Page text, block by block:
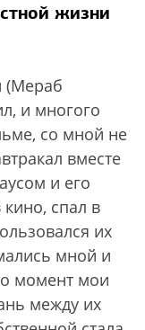
жизни
(Мераб
и многого
со мной не
вместе
и его
спал в
их
мной и
момент мои
между их